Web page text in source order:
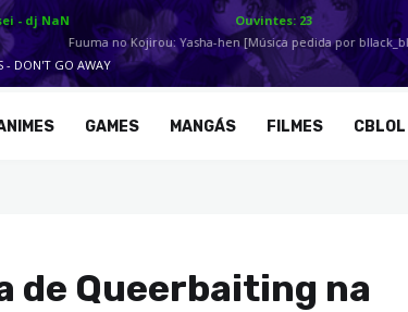
GAMES MANGÁS FILMES CBLOL
de Queerbaiting na